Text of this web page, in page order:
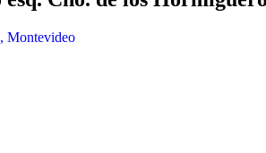
, Montevideo